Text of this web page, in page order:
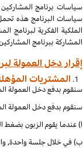
سياسات برنامج
المشاركة ببرنامج
إقرار دخل العمولة
المشتريات
سنقوم بدفع دخل العمولة المعتاد الموصوف في البند 3 من إقرار دخل العمولة هذا بالاتصال مع
سنقوم بدفع دخل العمولة المعتاد الموصوف في البند 3 من إقرار دخل العمولة هذا بالاتصال مع
ا) عندما يقوم الزبون بضغط
ب) في خلال جلسة واحدة,